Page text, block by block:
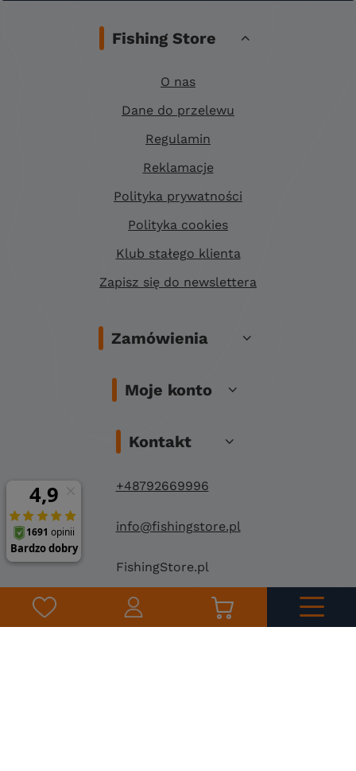
Fishing Store
O nas
Dane do przelewu
Regulamin
Reklamacje
Polityka prywatności
Polityka cookies
Klub stałego klienta
Zapisz się do newslettera
Zamówienia
Moje konto
Kontakt
+48792669996
info@fishingstore.pl
FishingStore.pl
Kuznocin 1